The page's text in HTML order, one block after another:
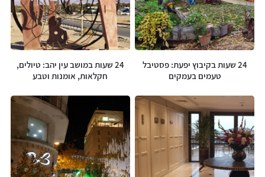
24 שעות בקיבוץ יפעת: פסטיבל
טעמים בעמקים
24 שעות במושב עין יהב: טיולים,
חקלאות, אומנות וטבע